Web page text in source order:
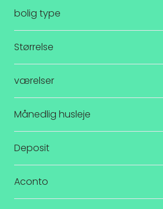
bolig type
Størrelse
værelser
Månedlig husleje
Deposit
Aconto